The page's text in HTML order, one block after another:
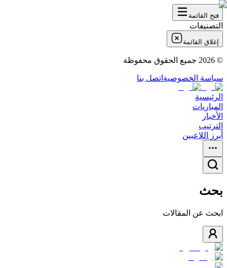
فتح القائمة
التصنيفات
إغلاق القائمة
©
2026 جميع الحقوق محفوظة
سياسة الخصوصية اتصل بنا
الرئيسية
المباريات
الأخبار
الترتيب
أبرز اللاعبين
بحث
ابحث عن المقالات